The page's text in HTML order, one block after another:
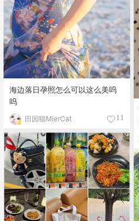
海边落日孕照怎么可以这么美呜
呜
田园猫MierCat 11